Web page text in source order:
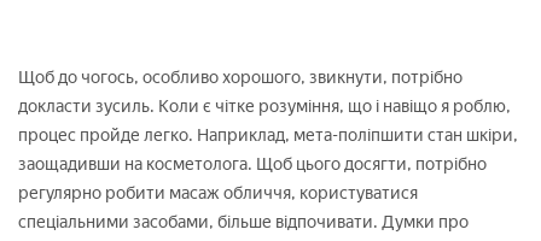
Щоб до чогось, особливо хорошого, звикнути, потрібно
докласти зусиль. Коли є чітке розуміння, що і навіщо я роблю,
процес пройде легко. Наприклад, мета-поліпшити стан шкіри,
заощадивши на косметолога. Щоб цього досягти, потрібно
регулярно робити масаж обличчя, користуватися
спеціальними засобами, більше відпочивати. Думки про